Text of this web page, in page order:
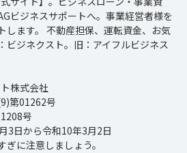
ビジネスサポートへ。事業経営者様を
します。 不動産担保、運転資金、お気
ビジネクスト。旧：アイフルビジネス
株式会社
第01262号
号
3日から令和10年3月2日
に注意しましょう。